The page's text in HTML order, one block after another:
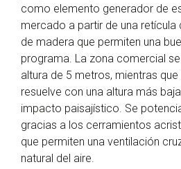
como elemento generador de
mercado a partir de una retícula
de madera que permiten una
programa. La zona comercial
altura de 5 metros, mientras
resuelve con una altura más
impacto paisajístico. Se
gracias a los cerramientos
que permiten una ventilación
natural del aire.